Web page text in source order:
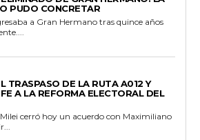
PUDO CONCRETAR
a Gran Hermano tras quince años
TRASPASO DE LA RUTA A012 Y
A LA REFORMA ELECTORAL DEL
cerró hoy un acuerdo con Maximiliano